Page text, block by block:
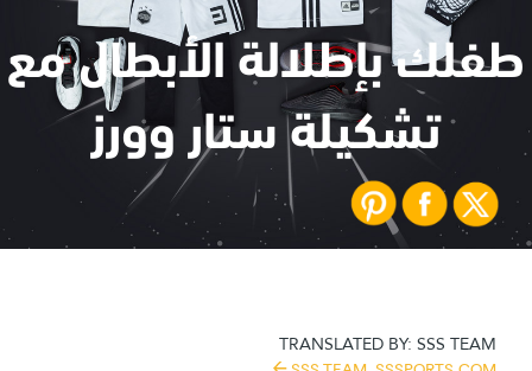
طفلك بإطلالة الأبطال مع
تشكيلة ستار وورز
TRANSLATED BY:SSS TEAM